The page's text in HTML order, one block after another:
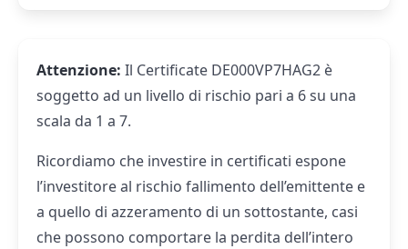
Attenzione: Il Certificate DE000VP7HAG2 è
soggetto ad un livello di rischio pari a 6 su una
scala da 1 a 7.
Ricordiamo che investire in certificati espone
l’investitore al rischio fallimento dell’emittente e
a quello di azzeramento di un sottostante, casi
che possono comportare la perdita dell’intero